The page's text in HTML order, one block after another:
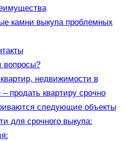
камни выкупа проблемных
вопросы?
недвижимости в
продать квартиру срочно
следующие объекты
для срочного выкупа: